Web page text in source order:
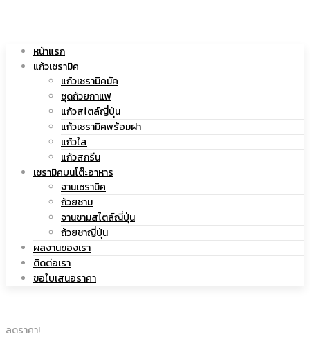
|
เซรามิค
สกรีน
โลโก้
หน้าแรก
แก้วเซรามิค
แก้วเซรามิคมัค
ชุดถ้วยกาแฟ
แก้วสไตล์ญี่ปุ่น
แก้วเซรามิคพร้อมฝา
แก้วใส
แก้วสกรีน
เซรามิคบนโต๊ะอาหาร
จานเซรามิค
ถ้วยชาม
จานชามสไตล์ญี่ปุ่น
ถ้วยชาญี่ปุ่น
ผลงานของเรา
ติดต่อเรา
ขอใบเสนอราคา
ลดราคา!